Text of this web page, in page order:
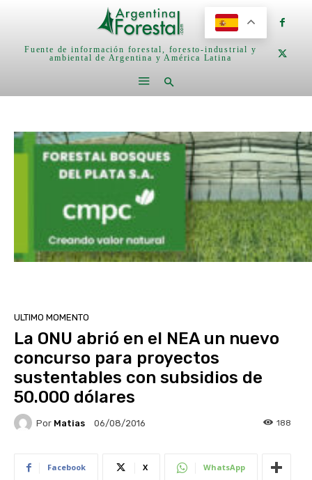
Fuente de información forestal, foresto-industrial y
ambiental de Argentina y América Latina
ULTIMO MOMENTO
La ONU abrió en el NEA un nuevo
concurso para proyectos
sustentables con subsidios de
50.000 dólares
Por Matias 06/08/2016 188
Facebook X WhatsApp